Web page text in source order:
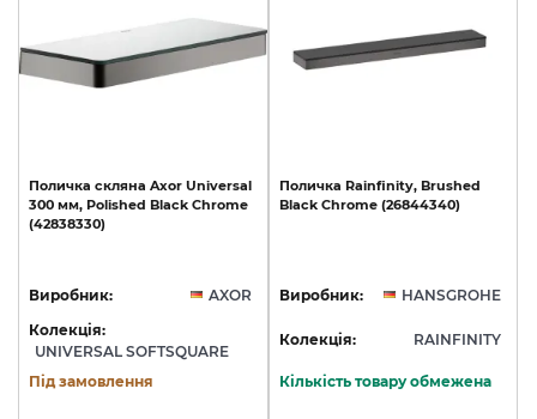
Поличка скляна Axor Universal
300 мм, Polished Black Chrome
(42838330)
Виробник:
AXOR
Колекція:
UNIVERSAL SOFTSQUARE
Під замовлення
Поличка Rainfinity, Brushed
Black Chrome (26844340)
Виробник: HANSGROHE
Колекція: RAINFINITY
Кількість товару обмежена